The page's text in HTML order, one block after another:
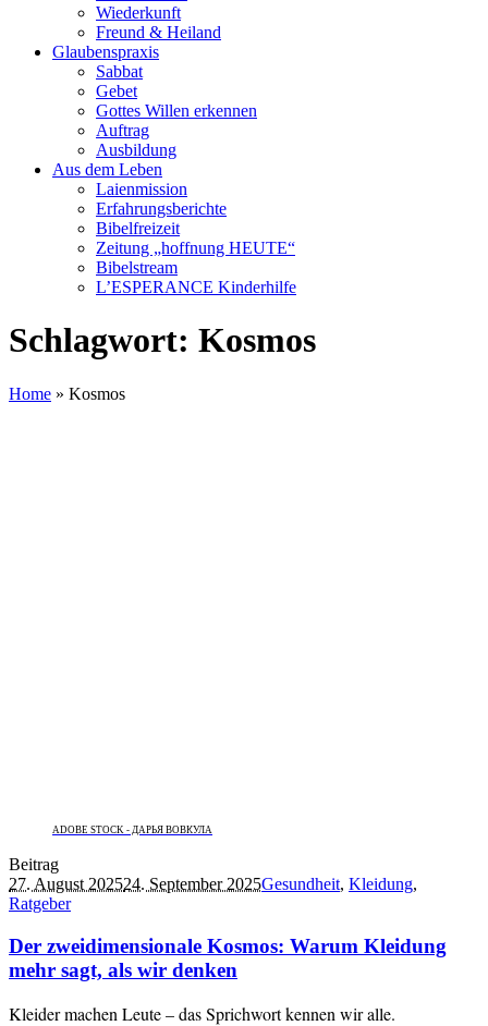
Wiederkunft
Freund & Heiland
Glaubenspraxis
Sabbat
Gebet
Gottes Willen erkennen
Auftrag
Ausbildung
Aus dem Leben
Laienmission
Erfahrungsberichte
Bibelfreizeit
Zeitung „hoffnung HEUTE“
Bibelstream
L’ESPERANCE Kinderhilfe
Schlagwort: Kosmos
Home » Kosmos
ADOBE STOCK - ДАРЬЯ ВОВКУЛА
Beitrag
27. August 202524. September 2025Gesundheit, Kleidung,
Ratgeber
Der zweidimensionale Kosmos: Warum Kleidung
mehr sagt, als wir denken
Kleider machen Leute – das Sprichwort kennen wir alle.